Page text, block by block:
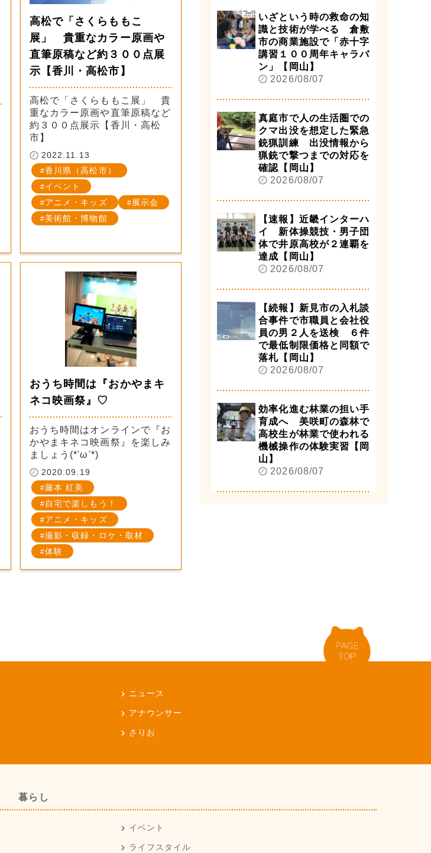
高松で「さくらももこ
展」 貴重なカラー原画や
直筆原稿など約３００点展
示【香川・高松市】
高松で「さくらももこ展」 貴
重なカラー原画や直筆原稿など
約３００点展示【香川・高松
市】
2022.11.13
香川県（高松市）
イベント
アニメ・キッズ
展示会
美術館・博物館
おうち時間は『おかやまキ
ネコ映画祭』♡
おうち時間はオンラインで『お
かやまキネコ映画祭』を楽しみ
ましょう(*'ω'*)
2020.09.19
藤本 紅美
自宅で楽しもう！
アニメ・キッズ
撮影・収録・ロケ・取材
体験
いざという時の救命の知
識と技術が学べる 倉敷
市の商業施設で「赤十字
講習１００周年キャラバ
ン」【岡山】
2026/08/07
真庭市で人の生活圏での
クマ出没を想定した緊急
銃猟訓練 出没情報から
猟銃で撃つまでの対応を
確認【岡山】
2026/08/07
【速報】近畿インターハ
イ 新体操競技・男子団
体で井原高校が２連覇を
達成【岡山】
2026/08/07
【続報】新見市の入札談
合事件で市職員と会社役
員の男２人を送検 ６件
で最低制限価格と同額で
落札【岡山】
2026/08/07
効率化進む林業の担い手
育成へ 美咲町の森林で
高校生が林業で使われる
機械操作の体験実習【岡
山】
2026/08/07
ニュース
アナウンサー
さりお
暮らし
イベント
ライフスタイル